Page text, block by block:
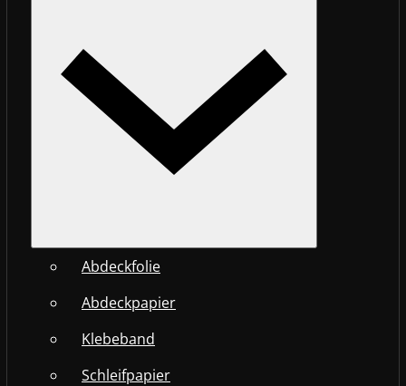
Abdeckfolie
Abdeckpapier
Klebeband
Schleifpapier